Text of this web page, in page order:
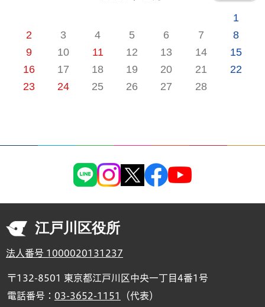
1
2
3 4 5 6 7
8
9
10 11 12 13 14
15
16
17 18 19 20 21
22
23
24 25 26 27 28
江戸川区役所
法人番号 1000020131237
〒132-8501 東京都江戸川区中央一丁目4番1号
電話番号： 03-3652-1151 （代表）